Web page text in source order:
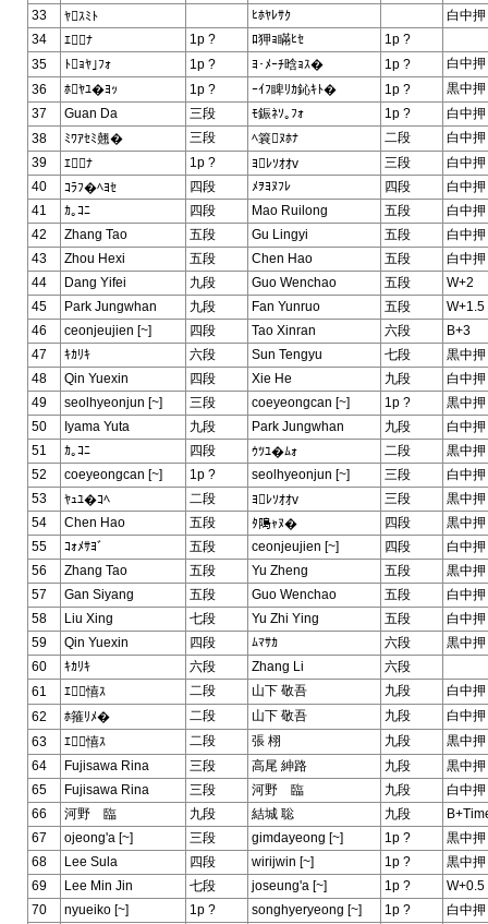
33
ﾔｽﾐﾄ ﾋﾎﾔﾚｻｸ
白中
34
ｴﾅ 1p ? ﾛ狎ｮ瞞ﾋｾ
1p ?
35
ﾄｮﾔ｣ﾌｫ 1p ? ﾖ･ﾒｰﾁ晗ｮｽ� 1p ?
白中
36
ﾎﾔﾕ�ﾖｯ 1p ? ｰｲﾌ睥ﾘｶ鈊ｷﾄ� 1p ?
黒中
37
Guan Da 三段 ﾓ鋠ﾈｿ｡ﾌｫ 1p ?
白中
38
ﾐﾜｱｾﾐ翹� 三段 ﾍ簔ﾇﾎﾅ 二段
白中
39
ｴﾅ 1p ? ﾖﾚｿｵｵv 三段
白中
40
ｺﾗﾌ�ﾍﾖｾ 四段 ﾒｦﾖﾇﾌﾚ 四段
白中
41
ｶ｡ｺﾆ 四段 Mao Ruilong 五段
白中
42
Zhang Tao 五段 Gu Lingyi 五段
白中
43
Zhou Hexi 五段 Chen Hao 五段
白中
44
Dang Yifei 九段 Guo Wenchao 五段
W+2
45
Park Jungwhan 九段 Fan Yunruo 五段
W+1.5
46
ceonjeujien [~] 四段 Tao Xinran 六段
B+3
47
ｷｶﾘｷ 六段 Sun Tengyu 七段
黒中
48
Qin Yuexin 四段 Xie He 九段
白中
49
seolhyeonjun [~] 三段 coeyeongcan [~] 1p ?
黒中
50
Iyama Yuta 九段 Park Jungwhan 九段
白中
51
ｶ｡ｺﾆ 四段 ｳﾂﾕ�ﾑｫ 二段
黒中
52
coeyeongcan [~] 1p ? seolhyeonjun [~] 三段
白中
53
ﾔｭﾕ�ｺﾍ 二段 ﾖﾚｿｵｵv 三段
黒中
54
Chen Hao 五段 ﾀ﨩ｬﾇ� 四段
黒中
55
ｺｫﾒｻﾖﾞ 五段 ceonjeujien [~] 四段
白中
56
Zhang Tao 五段 Yu Zheng 五段
黒中
57
Gan Siyang 五段 Guo Wenchao 五段
白中
58
Liu Xing 七段 Yu Zhi Ying 五段
白中
59
Qin Yuexin 四段 ﾑﾏｻｶ 六段
黒中
60
ｷｶﾘｷ 六段 Zhang Li
六段
61
ｴ憘ｽ 二段 山下 敬吾 九段
白中
62
ﾎ箍ﾘﾒ� 二段 山下 敬吾 九段
白中
63
ｴ憘ｽ 二段 張 栩 九段
黒中
64
Fujisawa Rina 三段 高尾 紳路 九段
黒中
65
Fujisawa Rina 三段 河野 臨 九段
白中
66
河野 臨 九段 結城 聡 九段
67
ojeong'a [~] 三段 gimdayeong [~] 1p ?
黒中
68
Lee Sula 四段 wirijwin [~] 1p ?
黒中
69
Lee Min Jin 七段 joseung'a [~] 1p ?
W+0.5
70
nyueiko [~] 1p ? songhyeryeong [~] 1p ?
白中